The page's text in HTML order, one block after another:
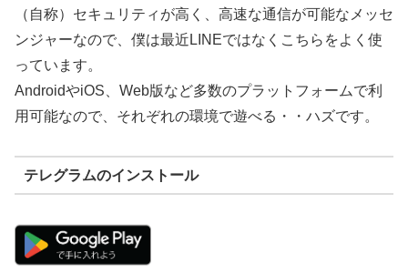
（自称）セキュリティが高く、高速な通信が可能なメッセ
ンジャーなので、僕は最近LINEではなくこちらをよく使
っています。
AndroidやiOS、Web版など多数のプラットフォームで利
用可能なので、それぞれの環境で遊べる・・ハズです。
テレグラムのインストール